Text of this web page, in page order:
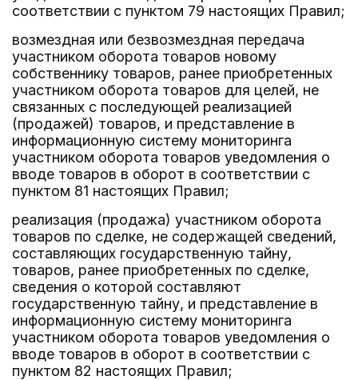
соответствии с пунктом 79 настоящих Правил;
возмездная или безвозмездная передача
участником оборота товаров новому
собственнику товаров, ранее приобретенных
участником оборота товаров для целей, не
связанных с последующей реализацией
(продажей) товаров, и представление в
информационную систему мониторинга
участником оборота товаров уведомления о
вводе товаров в оборот в соответствии с
пунктом 81 настоящих Правил;
реализация (продажа) участником оборота
товаров по сделке, не содержащей сведений,
составляющих государственную тайну,
товаров, ранее приобретенных по сделке,
сведения о которой составляют
государственную тайну, и представление в
информационную систему мониторинга
участником оборота товаров уведомления о
вводе товаров в оборот в соответствии с
пунктом 82 настоящих Правил;